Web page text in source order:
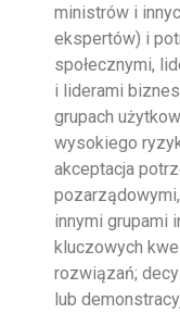
ministrów i
ekspertów) i
społecznymi,
i liderami
grupach
wysokiego
akceptacja
innymi grupami
kluczowych
rozwiązań;
lub